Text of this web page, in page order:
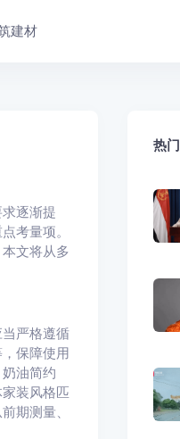
建材
逐渐提
考量项。
文将从多
严格遵循
保障使用
油简约
装风格匹
期测量、
热